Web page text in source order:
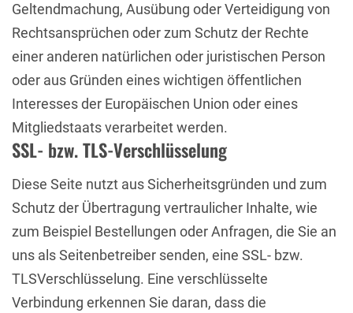
Geltendmachung, Ausübung oder Verteidigung von
Rechtsansprüchen oder zum Schutz der Rechte
einer anderen natürlichen oder juristischen Person
oder aus Gründen eines wichtigen öffentlichen
Interesses der Europäischen Union oder eines
Mitgliedstaats verarbeitet werden.
SSL- bzw. TLS-Verschlüsselung
Diese Seite nutzt aus Sicherheitsgründen und zum
Schutz der Übertragung vertraulicher Inhalte, wie
zum Beispiel Bestellungen oder Anfragen, die Sie an
uns als Seitenbetreiber senden, eine SSL- bzw.
TLSVerschlüsselung. Eine verschlüsselte
Verbindung erkennen Sie daran, dass die